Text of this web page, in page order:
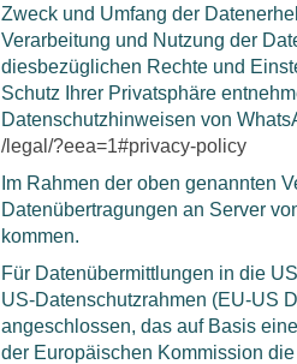
Zweck und Umfang der
Verarbeitung und Nutzung der
diesbezüglichen Rechte und
Schutz Ihrer Privatsphäre
Datenschutzhinweisen von
/legal /?eea=1#privacy-policy
Im Rahmen der oben genannten
Datenübertragungen an Server
kommen.
Für Datenübermittlungen in die
US-Datenschutzrahmen (EU-US
angeschlossen, das auf Basis
der Europäischen Kommission